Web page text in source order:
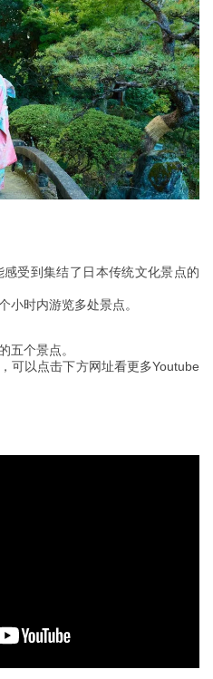
受到集结了日本传统文化景点的
小时内游览多处景点。
五个景点。
可以点击下方网址看更多Youtube